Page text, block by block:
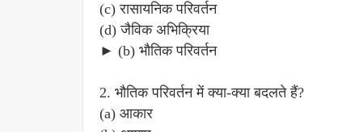
(c) रासायनिक परिवर्तन
(d) जैविक अभिक्रिया
► (b) भौतिक परिवर्तन
2. भौतिक परिवर्तन में क्या-क्या बदलते हैं?
(a) आकार